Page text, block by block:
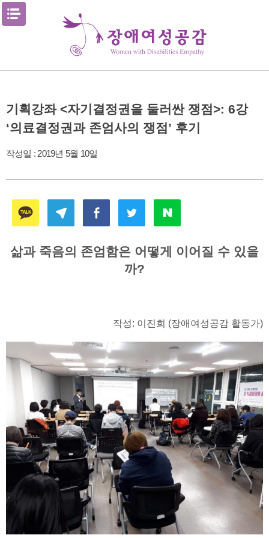
Skip
기획강좌 <자기결정권을 둘러싼 쟁점>: 6강
‘의료결정권과 존엄사의 쟁점’ 후기
작성일 : 2019년 5월 10일
삶과 죽음의 존엄함은 어떻게 이어질 수 있을
까?
작성: 이진희 (장애여성공감 활동가)